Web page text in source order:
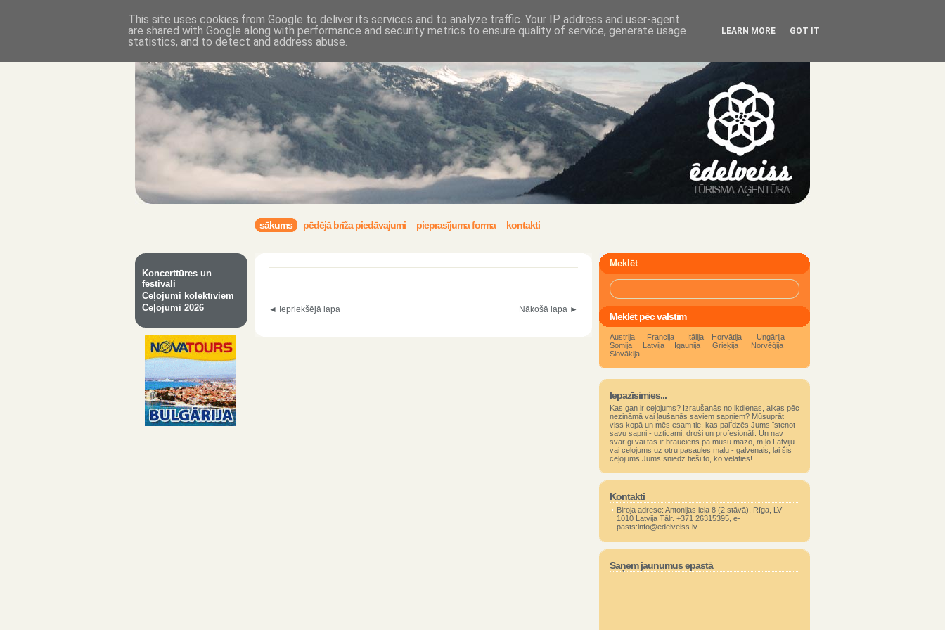
sākums pēdējā brīža piedāvajumi pieprasījuma forma kontakti
Nākošā lapa ►
◄ Iepriekšējā lapa
Koncerttūres un
festivāli
Ceļojumi kolektīviem
Ceļojumi 2026
Meklēt
Meklēt pēc valstīm
Austrija Francija Itālija Horvātija
Ungārija
Somija
Latvija Igaunija Grieķija
Norvēģija
Slovākija
Iepazīsimies...
Kas gan ir ceļojums? Izraušanās no ikdienas, alkas pēc
nezināmā vai ļaušanās saviem sapņiem? Mūsuprāt
viss kopā un mēs esam tie, kas palīdzēs Jums īstenot
savu sapni - uzticami, droši un profesionāli. Un nav
svarīgi vai tas ir brauciens pa mūsu mazo, mīļo Latviju
vai ceļojums uz otru pasaules malu - galvenais, lai šis
ceļojums Jums sniedz tieši to, ko vēlaties!
Kontakti
Biroja adrese: Antonijas iela 8 (2.stāvā), Rīga, LV-
1010 Latvija Tālr. +371 26315395, e-
pasts:info@edelveiss.lv.
Saņem jaunumus epastā
This site uses cookies from Google to deliver its services and to analyze traffic. Your IP address and user-agent
are shared with Google along with performance and security metrics to ensure quality of service, generate usage
statistics, and to detect and address abuse.
LEARN MORE GOT IT